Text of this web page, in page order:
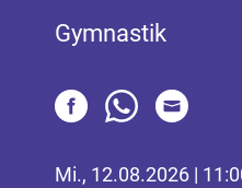
Gymnastik
Mi., 12.08.2026 |